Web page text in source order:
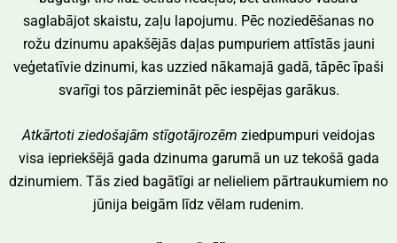
saglabājot skaistu, zaļu lapojumu. Pēc noziedēšanas no
rožu dzinumu apakšējās daļas pumpuriem attīstās jauni
veģetatīvie dzinumi, kas uzzied nākamajā gadā, tāpēc īpaši
svarīgi tos pārziemināt pēc iespējas garākus.
Atkārtoti ziedošajām stīgotājrozēm ziedpumpuri veidojas
visa iepriekšējā gada dzinuma garumā un uz tekošā gada
dzinumiem. Tās zied bagātīgi ar nelieliem pārtraukumiem no
jūnija beigām līdz vēlam rudenim.